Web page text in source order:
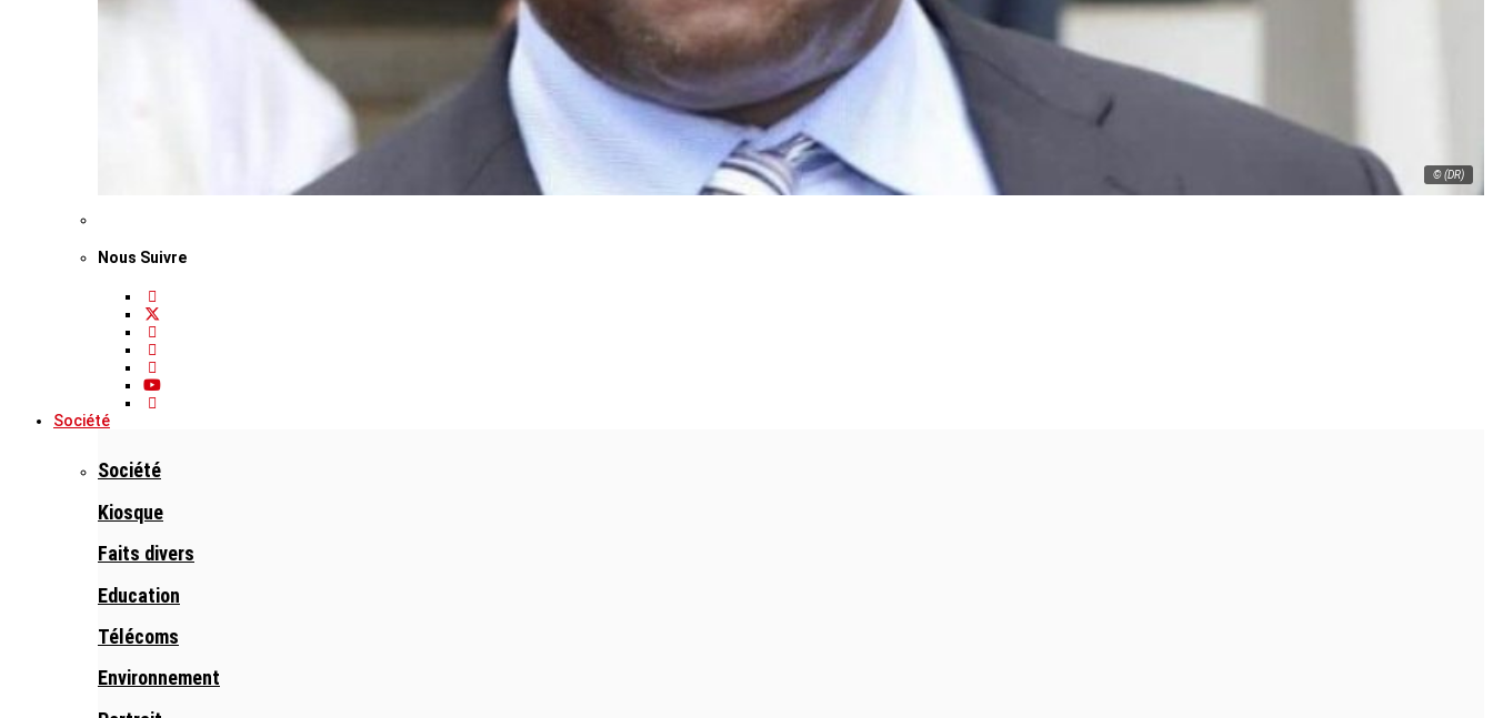
© (DR)
Nous Suivre
Société
Société
Kiosque
Faits divers
Education
Télécoms
Environnement